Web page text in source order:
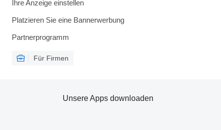
Ihre Anzeige einstellen
Platzieren Sie eine Bannerwerbung
Partnerprogramm
Für Firmen
Unsere Apps downloaden